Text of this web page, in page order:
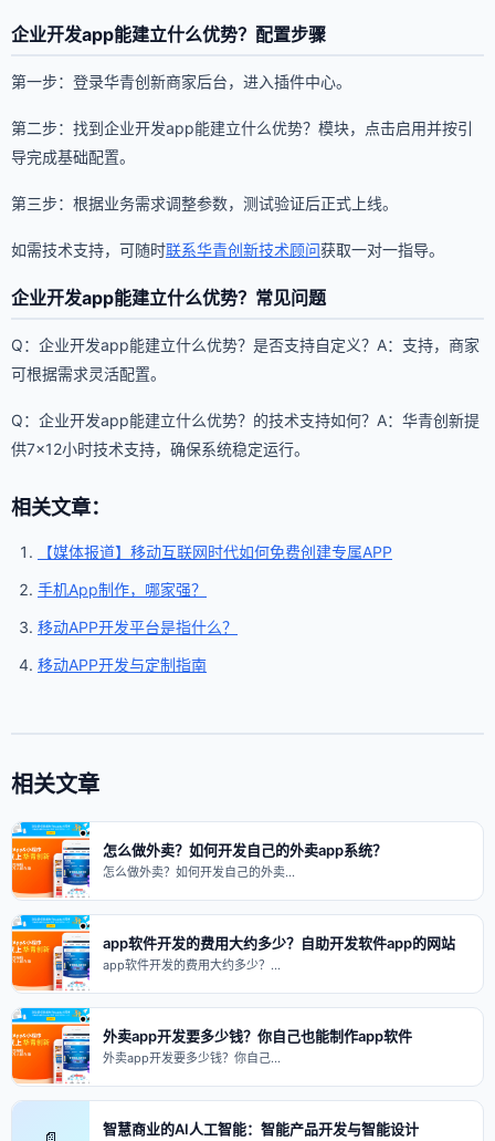
企业开发app能建立什么优势？配置步骤
第一步：登录华青创新商家后台，进入插件中心。
第二步：找到企业开发app能建立什么优势？模块，点击启用并按引
导完成基础配置。
第三步：根据业务需求调整参数，测试验证后正式上线。
如需技术支持，可随时联系华青创新技术顾问获取一对一指导。
企业开发app能建立什么优势？常见问题
Q：企业开发app能建立什么优势？是否支持自定义？A：支持，商家
可根据需求灵活配置。
Q：企业开发app能建立什么优势？的技术支持如何？A：华青创新提
供7×12小时技术支持，确保系统稳定运行。
相关文章：
【媒体报道】移动互联网时代如何免费创建专属APP
手机App制作，哪家强？
移动APP开发平台是指什么？
移动APP开发与定制指南
相关文章
怎么做外卖？如何开发自己的外卖app系统？
怎么做外卖？如何开发自己的外卖…
app软件开发的费用大约多少？自助开发软件app的网站
app软件开发的费用大约多少？…
外卖app开发要多少钱？你自己也能制作app软件
外卖app开发要多少钱？你自己…
智慧商业的AI人工智能：智能产品开发与智能设计